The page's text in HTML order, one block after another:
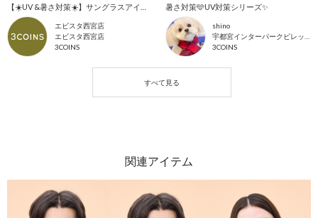
エビスタ西宮店
エビスタ西宮店
3COINS
暑さ対策🩵UV対策シリーズ✨
shino
3COINS